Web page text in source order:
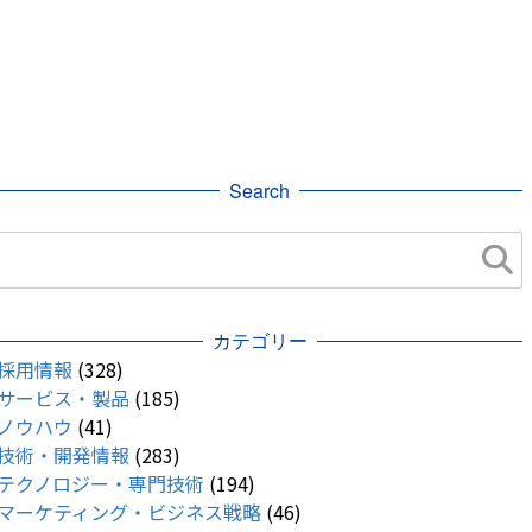
Search
カテゴリー
用情報 (328)
ービス・製品 (185)
ウハウ (41)
術・開発情報 (283)
クノロジー・専門技術 (194)
ーケティング・ビジネス戦略 (46)